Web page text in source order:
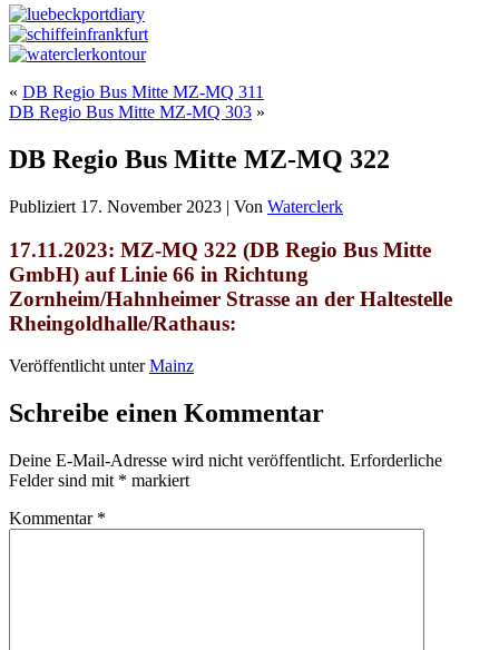
« DB Regio Bus Mitte MZ-MQ 311
DB Regio Bus Mitte MZ-MQ 303 »
DB Regio Bus Mitte MZ-MQ 322
Publiziert 17. November 2023 | Von Waterclerk
17.11.2023: MZ-MQ 322 (DB Regio Bus Mitte
GmbH) auf Linie 66 in Richtung
Zornheim/Hahnheimer Strasse an der Haltestelle
Rheingoldhalle/Rathaus:
Veröffentlicht unter Mainz
Schreibe einen Kommentar
Deine E-Mail-Adresse wird nicht veröffentlicht. Erforderliche
Felder sind mit * markiert
Kommentar *